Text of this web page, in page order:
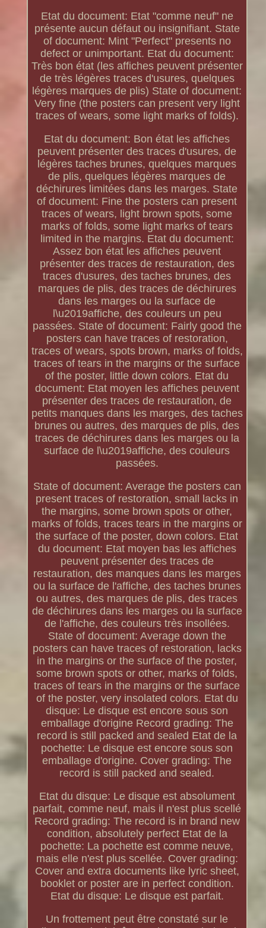
Etat du document: Etat "comme neuf" ne
présente aucun défaut ou insignifiant. State
of document: Mint "Perfect" presents no
defect or unimportant. Etat du document:
Très bon état (les affiches peuvent présenter
de très légères traces d'usures, quelques
légères marques de plis) State of document:
Very fine (the posters can present very light
traces of wears, some light marks of folds).
Etat du document: Bon état les affiches
peuvent présenter des traces d'usures, de
légères taches brunes, quelques marques
de plis, quelques légères marques de
déchirures limitées dans les marges. State
of document: Fine the posters can present
traces of wears, light brown spots, some
marks of folds, some light marks of tears
limited in the margins. Etat du document:
Assez bon état les affiches peuvent
présenter des traces de restauration, des
traces d'usures, des taches brunes, des
marques de plis, des traces de déchirures
dans les marges ou la surface de
l\u2019affiche, des couleurs un peu
passées. State of document: Fairly good the
posters can have traces of restoration,
traces of wears, spots brown, marks of folds,
traces of tears in the margins or the surface
of the poster, little down colors. Etat du
document: Etat moyen les affiches peuvent
présenter des traces de restauration, de
petits manques dans les marges, des taches
brunes ou autres, des marques de plis, des
traces de déchirures dans les marges ou la
surface de l\u2019affiche, des couleurs
passées.
State of document: Average the posters can
present traces of restoration, small lacks in
the margins, some brown spots or other,
marks of folds, traces tears in the margins or
the surface of the poster, down colors. Etat
du document: Etat moyen bas les affiches
peuvent présenter des traces de
restauration, des manques dans les marges
ou la surface de l'affiche, des taches brunes
ou autres, des marques de plis, des traces
de déchirures dans les marges ou la surface
de l'affiche, des couleurs très insollées.
State of document: Average down the
posters can have traces of restoration, lacks
in the margins or the surface of the poster,
some brown spots or other, marks of folds,
traces of tears in the margins or the surface
of the poster, very insolated colors. Etat du
disque: Le disque est encore sous son
emballage d'origine Record grading: The
record is still packed and sealed Etat de la
pochette: Le disque est encore sous son
emballage d'origine. Cover grading: The
record is still packed and sealed.
Etat du disque: Le disque est absolument
parfait, comme neuf, mais il n'est plus scellé
Record grading: The record is in brand new
condition, absolutely perfect Etat de la
pochette: La pochette est comme neuve,
mais elle n'est plus scellée. Cover grading:
Cover and extra documents like lyric sheet,
booklet or poster are in perfect condition.
Etat du disque: Le disque est parfait.
Un frottement peut être constaté sur le